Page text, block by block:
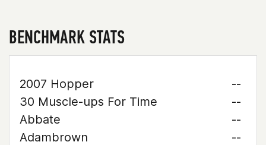
BENCHMARK STATS
2007 Hopper
--
30 Muscle-ups For Time
--
Abbate
--
Adambrown
--